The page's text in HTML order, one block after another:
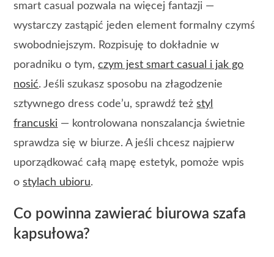
smart casual pozwala na więcej fantazji —
wystarczy zastąpić jeden element formalny czymś
swobodniejszym. Rozpisuję to dokładnie w
poradniku o tym,czym jest smart casual i jak go
nosić. Jeśli szukasz sposobu na złagodzenie
sztywnego dress code’u, sprawdź teżstyl
francuski — kontrolowana nonszalancja świetnie
sprawdza się w biurze. A jeśli chcesz najpierw
uporządkować całą mapę estetyk, pomoże wpis
ostylach ubioru.
Co powinna zawierać biurowa szafa
kapsułowa?